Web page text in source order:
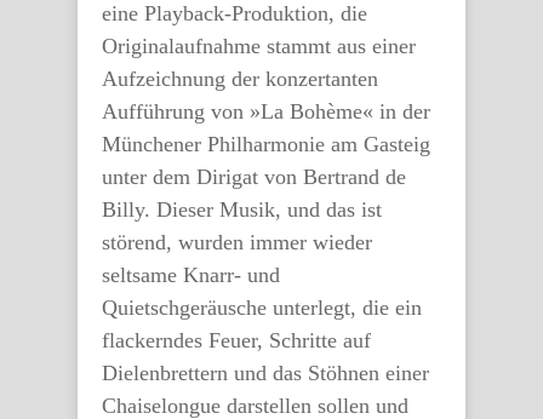
eine Playback-Produktion, die
Originalaufnahme stammt aus einer
Aufzeichnung der konzertanten
Aufführung von »La Bohème« in der
Münchener Philharmonie am Gasteig
unter dem Dirigat von Bertrand de
Billy. Dieser Musik, und das ist
störend, wurden immer wieder
seltsame Knarr- und
Quietschgeräusche unterlegt, die ein
flackerndes Feuer, Schritte auf
Dielenbrettern und das Stöhnen einer
Chaiselongue darstellen sollen und